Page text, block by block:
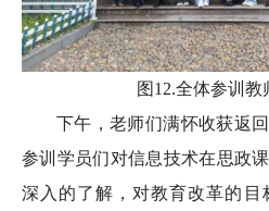
图12.全体参训教
下午，老师们满怀收获返
参训学员们对信息技术在思政
深入的了解，对教育改革的目